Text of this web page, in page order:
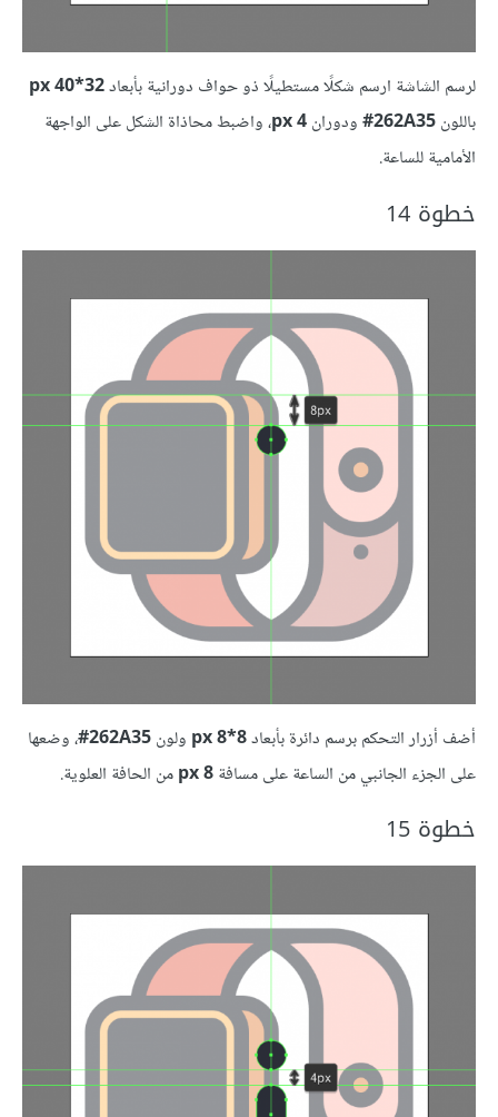
لرسم الشاشة ارسم شكلًا مستطيلًا ذو حواف دورانية بأبعاد32*40 px
باللون262A35‏# ودوران4 px
، واضبط محاذاة الشكل على الواجهة
الأمامية للساعة.
خطوة 14
أضف أزرار التحكم برسم دائرة بأبعاد8*8 px ولون262A35‏# ، وضعها
على الجزء الجانبي من الساعة على مسافة8 px من الحافة العلوية.
خطوة 15